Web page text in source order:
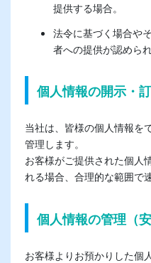
提供する場合。
法令に基づく場合や
者への提供が認めら
個人情報の開示・
当社は、皆様の個人情報を
管理します。
お客様がご提供された個人
れる場合、合理的な範囲で
個人情報の管理（
お客様よりお預かりした個